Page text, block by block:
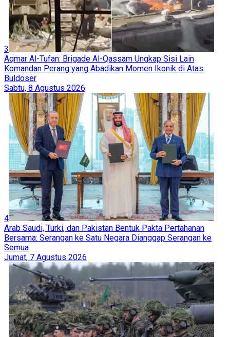
3
Aqmar Al-Tufan: Brigade Al-Qassam Ungkap Sisi Lain
Komandan Perang yang Abadikan Momen Ikonik di Atas
Buldoser
Sabtu, 8 Agustus 2026
4
Arab Saudi, Turki, dan Pakistan Bentuk Pakta Pertahanan
Bersama: Serangan ke Satu Negara Dianggap Serangan ke
Semua
Jumat, 7 Agustus 2026